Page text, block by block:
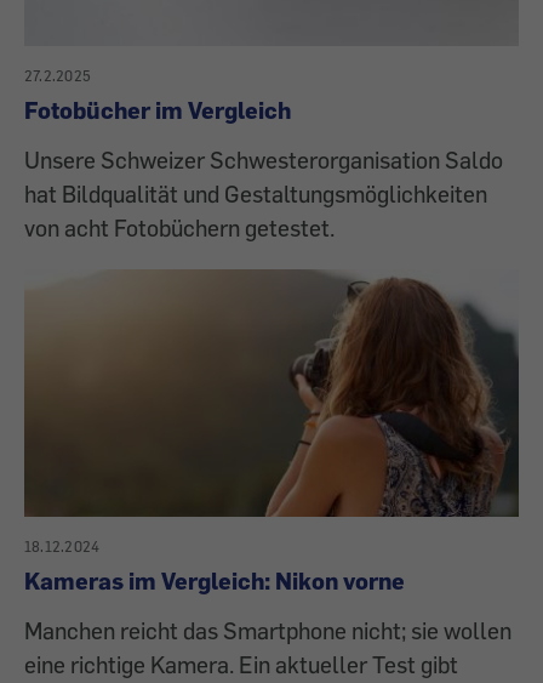
27.2.2025
Fotobücher im Vergleich
Unsere Schweizer Schwesterorganisation Saldo
hat Bildqualität und Gestaltungsmöglichkeiten
von acht Fotobüchern getestet.
18.12.2024
Kameras im Vergleich: Nikon vorne
Manchen reicht das Smartphone nicht; sie wollen
eine richtige Kamera. Ein aktueller Test gibt